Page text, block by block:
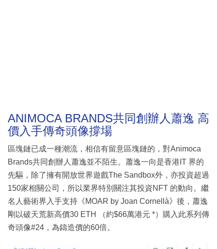
ANIMOCA BRANDS共同創辦人蕭逸 高
價入手傳奇頭像撐場
區塊鏈已成一種潮流，相信有留意區塊鏈的，對Animoca
Brands共同創辦人蕭逸並不陌生。蕭逸一向是香港IT 界的
先驅，除了擁有開放世界遊戲The Sandbox外，亦投資超過
150家相關公司，所以業界特別關注其投資NFT 的動向。繼
名人藝術界入手支持《MOAR by Joan Cornellà》後，蕭逸
剛以破天荒新高價30 ETH （約$66萬港元 *）購入此系列傳
奇頭像#24，為鑄造價的60倍。